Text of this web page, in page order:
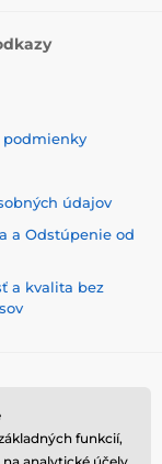
podmienky
údajov
a Odstúpenie od
a kvalita bez
funkcií,